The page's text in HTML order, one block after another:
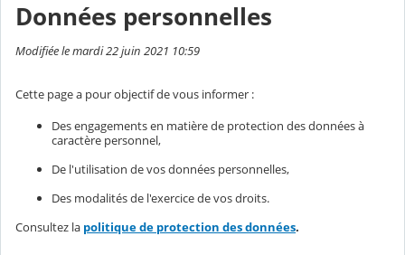
Données personnelles
Modifiée le mardi 22 juin 2021 10:59
Cette page a pour objectif de vous informer :
Des engagements en matière de protection des données à
caractère personnel,
De l'utilisation de vos données personnelles,
Des modalités de l'exercice de vos droits.
Consultez la politique de protection des données.